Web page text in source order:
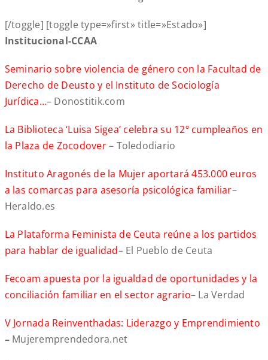
[/toggle] [toggle type=»first» title=»Estado»]
Institucional-CCAA
Seminario sobre violencia de género con la Facultad de
Derecho de Deusto y el Instituto de Sociología
Jurídica…– Donostitik.com
La Biblioteca ‘Luisa Sigea’ celebra su 12º cumpleaños en
la Plaza de Zocodover– Toledodiario
Instituto Aragonés de la Mujer aportará 453.000 euros
a las comarcas para asesoría psicológica familiar–
Heraldo.es
La Plataforma Feminista de Ceuta reúne a los partidos
para hablar de igualidad– El Pueblo de Ceuta
Fecoam apuesta por la igualdad de oportunidades y la
conciliación familiar en el sector agrario– La Verdad
V Jornada Reinventhadas: Liderazgo y Emprendimiento
– Mujeremprendedora.net